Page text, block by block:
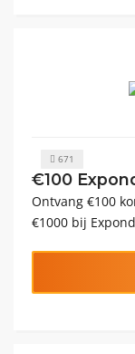
671
€100
Ontvang €100
€1000 bij